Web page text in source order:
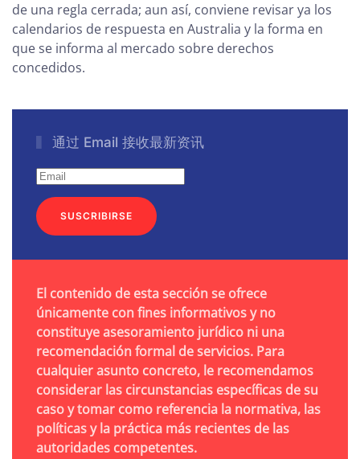
de una regla cerrada; aun así, conviene revisar ya los
calendarios de respuesta en Australia y la forma en
que se informa al mercado sobre derechos
concedidos.
通过 Email 接收最新资讯
SUSCRIBIRSE
El contenido de esta sección se ofrece
únicamente con fines informativos y no
constituye asesoramiento jurídico ni una
recomendación formal de servicios. Para
cualquier asunto concreto, le recomendamos
considerar las circunstancias específicas de su
caso y tomar como referencia la normativa, las
políticas y la práctica más recientes de las
autoridades competentes.